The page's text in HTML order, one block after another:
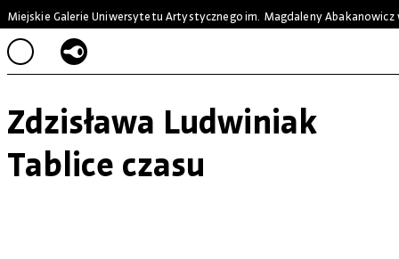
Miejskie Galerie Uniwersytetu Artystycznegoim. Magdaleny Abakanowicz
Zdzisława Ludwiniak
Tablice czasu